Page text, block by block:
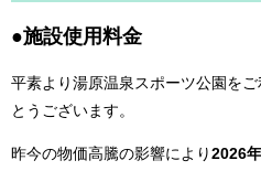
●施設使用料金
平素より湯原温泉スポーツ公園を
とうございます。
昨今の物価高騰の影響により2026